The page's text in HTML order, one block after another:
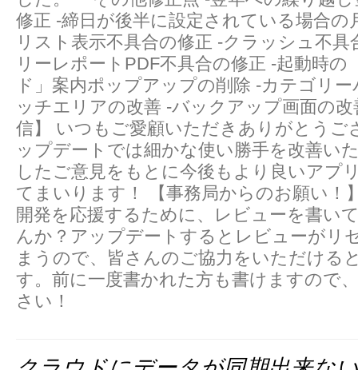
修正 -締日が後半に設定されている場合の
リスト表示不具合の修正 -クラッシュ不具
リーレポートPDF不具合の修正 -起動時の
ド」案内ポップアップの削除 -カテゴリ
ッチエリアの改善 -バックアップ画面の改
信】 いつもご愛顧いただきありがとうご
ップデートでは細かな使い勝手を改善い
したご意見をもとに今後もより良いアプ
てまいります！ 【事務局からのお願い！
開発を応援するために、レビューを書い
んか？アップデートするとレビューがリ
まうので、皆さんのご協力をいただける
す。前に一度書かれた方も書けますので
さい！